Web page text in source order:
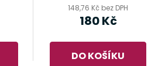
148,76 Kč bez DPH
180 Kč
DO KOŠÍKU